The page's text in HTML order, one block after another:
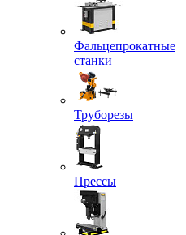
Фальцепрокатные
станки
Труборезы
Прессы